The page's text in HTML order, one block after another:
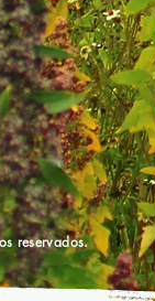
reservados.